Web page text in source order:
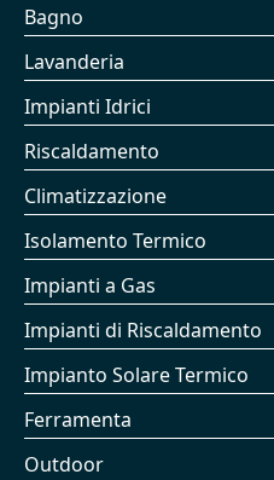
Bagno
Lavanderia
Impianti Idrici
Riscaldamento
Climatizzazione
Isolamento Termico
Impianti a Gas
Impianti di Riscaldamento
Impianto Solare Termico
Ferramenta
Outdoor